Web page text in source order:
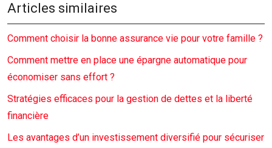
Articles similaires
Comment choisir la bonne assurance vie pour votre famille ?
Comment mettre en place une épargne automatique pour
économiser sans effort ?
Stratégies efficaces pour la gestion de dettes et la liberté
financière
Les avantages d’un investissement diversifié pour sécuriser